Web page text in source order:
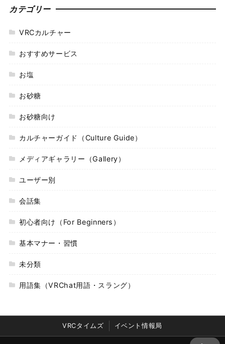
カテゴリー
VRCカルチャー
おすすめサービス
お塩
お砂糖
お砂糖向け
カルチャーガイド（Culture Guide）
メディアギャラリー（Gallery）
ユーザー別
会話集
初心者向け（For Beginners）
基本マナー・習慣
未分類
用語集（VRChat用語・スラング）
VRCタイムズ イベント情報局